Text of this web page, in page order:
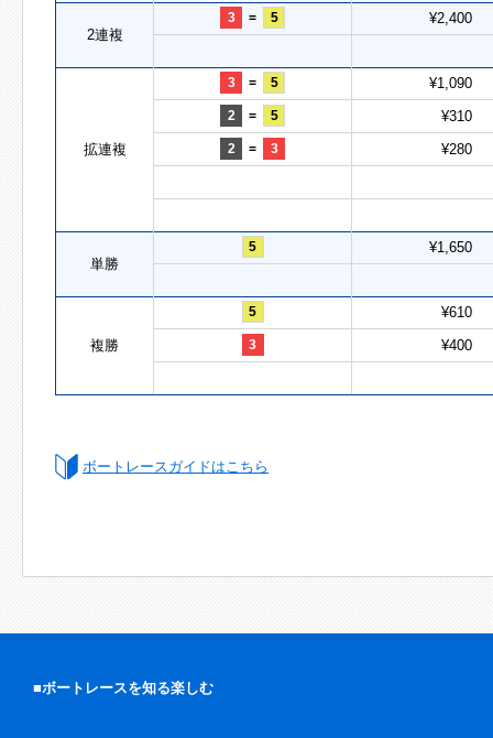
2連複
3 = 5 ¥2,400
拡連複
3 = 5 ¥1,090
2 = 5 ¥310
2 = 3 ¥280
単勝
5 ¥1,650
複勝
5 ¥610
3 ¥400
ボートレースガイドはこちら
■ボートレースを知る楽しむ